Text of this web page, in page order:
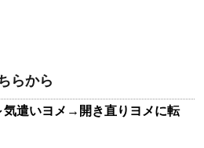
らから
気遣いヨメ→開き直りヨメに転